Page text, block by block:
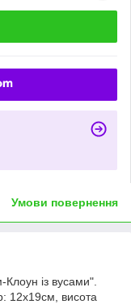
Умови повернення
із вусами".
12х19см, висота